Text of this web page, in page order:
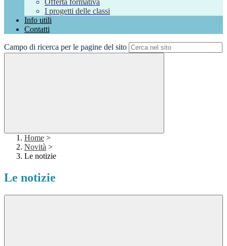
Offerta formativa
I progetti delle classi
Info utili
Contatti
Campo di ricerca per le pagine del sito
Home >
Novità >
Le notizie
Le notizie